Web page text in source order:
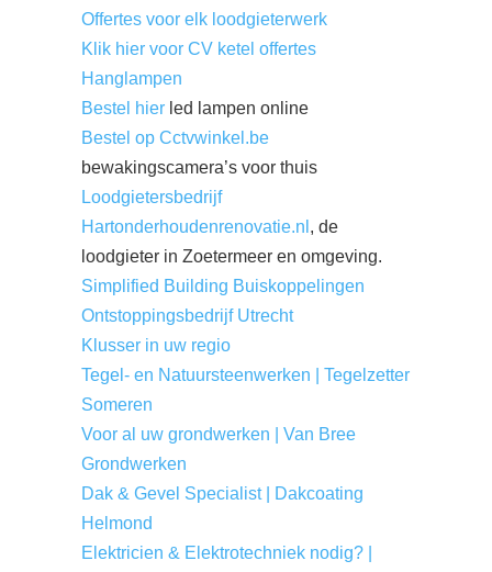
Offertes voor elk loodgieterwerk
Klik hier voor CV ketel offertes
Hanglampen
Bestel hier led lampen online
Bestel op Cctvwinkel.be
bewakingscamera’s voor thuis
Loodgietersbedrijf
Hartonderhoudenrenovatie.nl , de
loodgieter in Zoetermeer en omgeving.
Simplified Building Buiskoppelingen
Ontstoppingsbedrijf Utrecht
Klusser in uw regio
Tegel- en Natuursteenwerken | Tegelzetter
Someren
Voor al uw grondwerken | Van Bree
Grondwerken
Dak & Gevel Specialist | Dakcoating
Helmond
Elektricien & Elektrotechniek nodig? |